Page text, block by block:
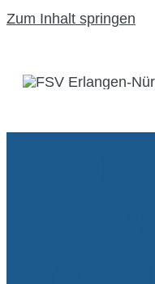
Zum Inhalt springen